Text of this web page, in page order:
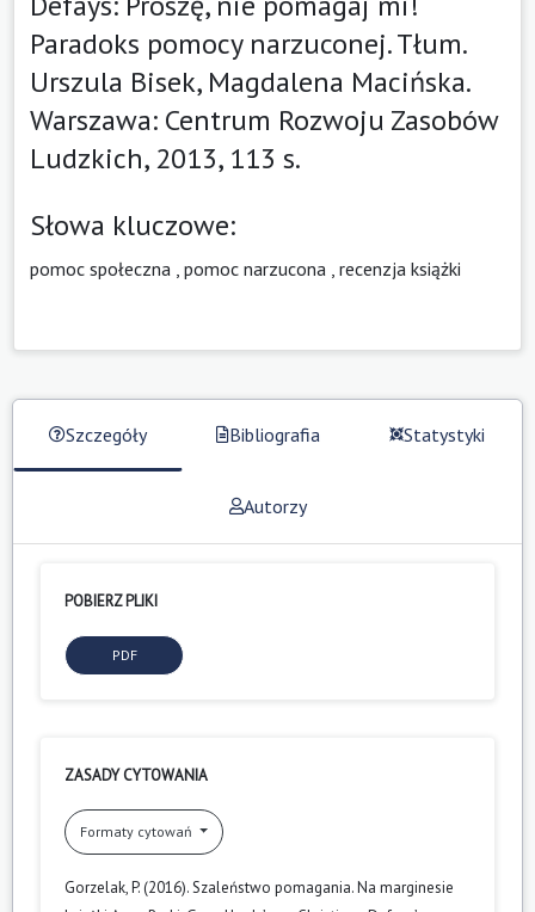
Paradoks pomocy narzuconej. Tłum.
Urszula Bisek, Magdalena Macińska.
Warszawa: Centrum Rozwoju Zasobów
Ludzkich, 2013, 113 s.
Słowa kluczowe:
pomoc społeczna pomoc narzucona recenzja książki
Szczegóły Bibliografia Statystyki
Autorzy
POBIERZ PLIKI
PDF
ZASADY CYTOWANIA
Formaty cytowań
Gorzelak, P. (2016). Szaleństwo pomagania. Na marginesie